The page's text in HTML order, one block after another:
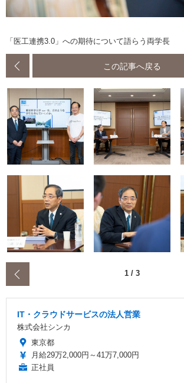
「医工連携3.0」への期待について語らう両学長
この記事へ戻る
1 / 3
IT・クラウドサービスの法人営業
株式会社シンカ
東京都
月給29万2,000円～41万7,000円
正社員